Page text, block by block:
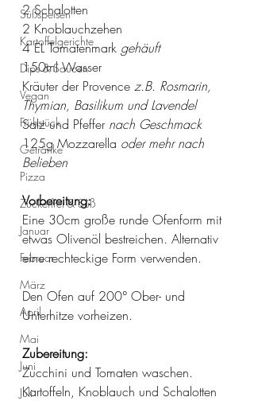
Süßspeisen
Kartoffelgerichte
Dips & Saucen
Vegan
Frühstück
Getränke
Pizza
Zuckerfrei & Süß
Januar
Februar
März
April
Mai
Juni
Juli
2 Schalotten
2 Knoblauchzehen
4 EL Tomatenmark gehäuft
150ml Wasser
Kräuter der Provence z.B. Rosmarin,
Thymian, Basilikum und Lavendel
Salz und Pfeffer nach Geschmack
125g Mozzarella oder mehr nach
Belieben
Vorbereitung:
Eine 30cm große runde Ofenform mit
etwas Olivenöl bestreichen. Alternativ
eine rechteckige Form verwenden.
Den Ofen auf 200° Ober- und
Unterhitze vorheizen.
Zubereitung:
Zucchini und Tomaten waschen.
Kartoffeln, Knoblauch und Schalotten